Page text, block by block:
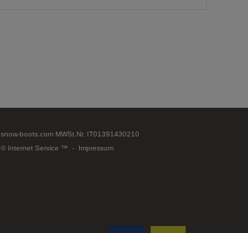
snow-boots.com MWSt.Nr. IT01391430210
© Internet Service ™ - Impressum